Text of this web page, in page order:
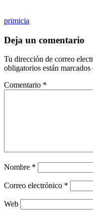
primicia
Deja un comentario
Tu dirección de correo
obligatorios están marcados
Comentario *
Nombre *
Correo electrónico *
Web